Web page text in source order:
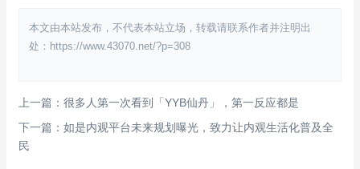
本文由本站发布，不代表本站立场，转载请联系作者并注明出
处：https://www.43070.net/?p=308
上一篇：很多人第一次看到「YYB仙丹」，第一反应都是
下一篇：如是内观平台未来规划曝光，致力让内观生活化普及全
民